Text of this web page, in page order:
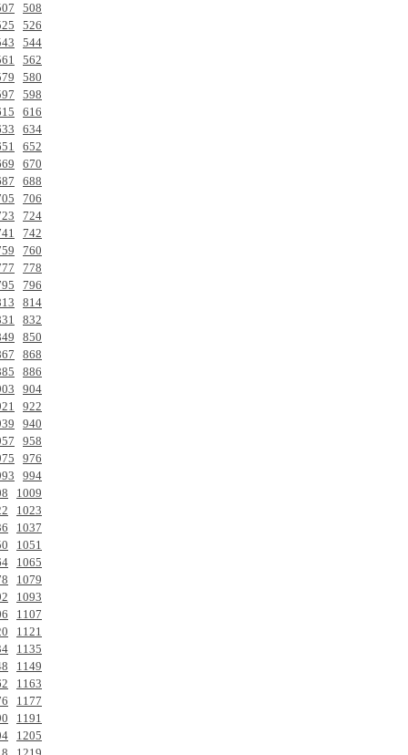
508
526
544
562
580
598
616
634
652
670
688
706
724
742
760
778
796
814
832
850
868
886
904
922
940
958
976
994
1009
1023
1037
1051
1065
1079
1093
1107
1121
1135
1149
1163
1177
1191
1205